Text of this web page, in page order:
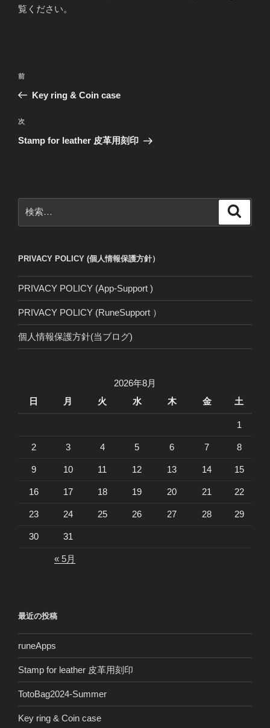
覧ください。
投
ビ
ゲ
ン
前
の
稿
前
Key ring & Coin case
次
の
次
Stamp for leather 皮革用刻印
索:
PRIVACY POLICY (個人情報保護方針）
PRIVACY POLICY (App-Support )
PRIVACY POLICY (RuneSupport ）
個人情報保護方針(当ブログ)
2026年8月
日
月 火 水 木 金 土
1
2 3 4 5 6 7 8
9 10 11 12 13 14 15
16 17 18 19 20 21 22
23 24 25 26 27 28 29
30 31
« 5月
最近の投稿
runeApps
Stamp for leather 皮革用刻印
TotoBag2024-Summer
Key ring & Coin case